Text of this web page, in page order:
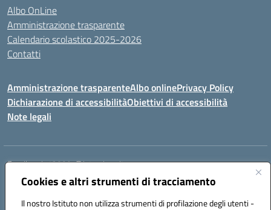
Cookies e altri strumenti di tracciamento
Il nostro Istituto non utilizza strumenti di profilazione degli utenti -
Albo OnLine
Amministrazione trasparente
Calendario scolastico 2025-2026
Contatti
Amministrazione trasparenteAlbo onlinePrivacy Policy
Dichiarazione di accessibilitàObiettivi di accessibilità
Note legali
Email:rmis12800r@istruzione.it
Via E.Q. Visconti, 13 00193 ROMA (RM)
Telefono: 06121124725 Fax: 063216207